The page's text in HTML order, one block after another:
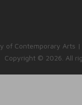
of Contemporary Arts |
Copyright © 2026. All